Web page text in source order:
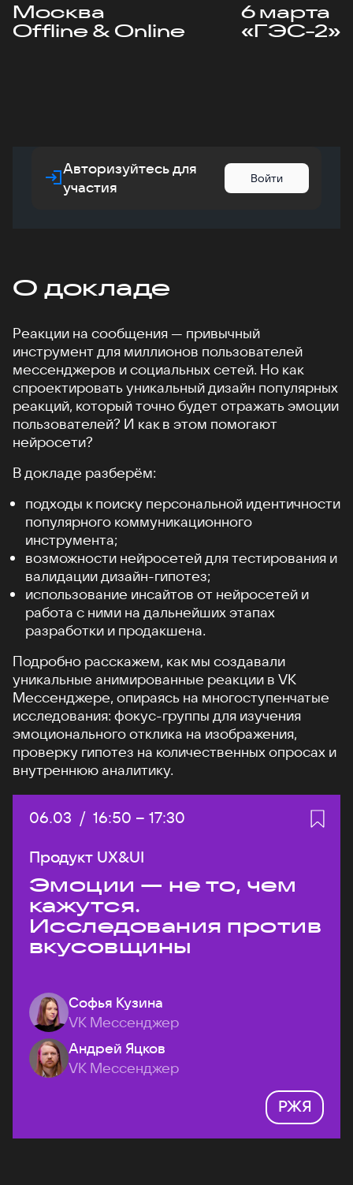
Москва
Offline & Online
6 марта
«ГЭС-2»
Авторизуйтесь для
участия
Войти
О докладе
Реакции на сообщения — привычный
инструмент для миллионов пользователей
мессенджеров и социальных сетей. Но как
спроектировать уникальный дизайн популярных
реакций, который точно будет отражать эмоции
пользователей? И как в этом помогают
нейросети?
В докладе разберём:
подходы к поиску персональной идентичности
популярного коммуникационного
инструмента;
возможности нейросетей для тестирования и
валидации дизайн-гипотез;
использование инсайтов от нейросетей и
работа с ними на дальнейших этапах
разработки и продакшена.
Подробно расскажем, как мы создавали
уникальные анимированные реакции в VK
Мессенджере, опираясь на многоступенчатые
исследования: фокус-группы для изучения
эмоционального отклика на изображения,
проверку гипотез на количественных опросах и
внутреннюю аналитику.
Дата:
06.03 / Начало:
16:50 – Конец:
17:30
Продукт UX&UI
Эмоции — не то, чем
кажутся.
Исследования против
вкусовщины
Софья Кузина
VK Мессенджер
Андрей Яцков
VK Мессенджер
РЖЯ